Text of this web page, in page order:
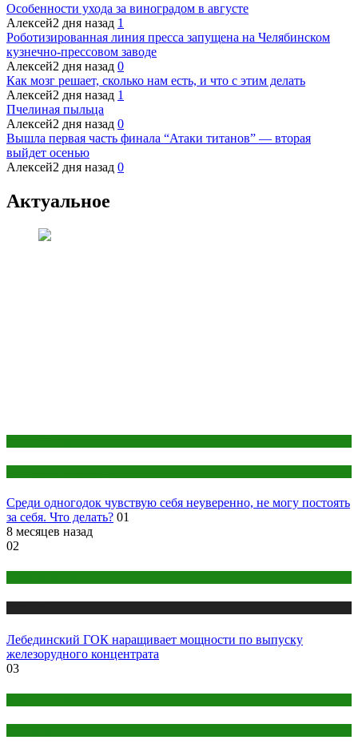
Особенности ухода за виноградом в августе
Алексей2 дня назад 1
Роботизированная линия пресса запущена на Челябинском
кузнечно-прессовом заводе
Алексей2 дня назад 0
Как мозг решает, сколько нам есть, и что с этим делать
Алексей2 дня назад 1
Пчелиная пыльца
Алексей2 дня назад 0
Вышла первая часть финала “Атаки титанов” — вторая
выйдет осенью
Алексей2 дня назад 0
Актуальное
Среди одногодок чувствую себя неуверенно, не могу постоять
за себя. Что делать? 01
8 месяцев назад
02
Лебединский ГОК наращивает мощности по выпуску
железорудного концентрата
03